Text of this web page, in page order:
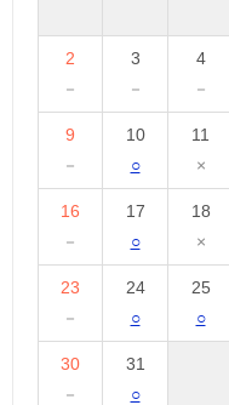
2
－
3
－
4
－
9
－
10
○
11
×
16
－
17
○
18
×
23
－
24
○
25
○
30
－
31
○